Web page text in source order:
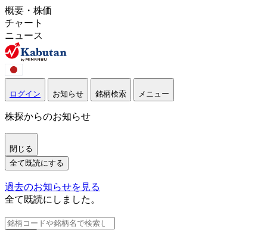
概要・株価
チャート
ニュース
ログイン お知らせ 銘柄検索 メニュー
株探からのお知らせ
閉じる
全て既読にする
過去のお知らせを見る
全て既読にしました。